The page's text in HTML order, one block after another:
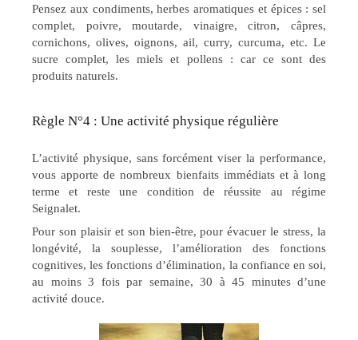
Pensez aux condiments, herbes aromatiques et épices : sel
complet, poivre, moutarde, vinaigre, citron, câpres,
cornichons, olives, oignons, ail, curry, curcuma, etc. Le
sucre complet, les miels et pollens : car ce sont des
produits naturels.
Règle N°4 : Une activité physique régulière
L’activité physique, sans forcément viser la performance,
vous apporte de nombreux bienfaits immédiats et à long
terme et reste une condition de réussite au régime
Seignalet.
Pour son plaisir et son bien-être, pour évacuer le stress, la
longévité, la souplesse, l’amélioration des fonctions
cognitives, les fonctions d’élimination, la confiance en soi,
au moins 3 fois par semaine, 30 à 45 minutes d’une
activité douce.